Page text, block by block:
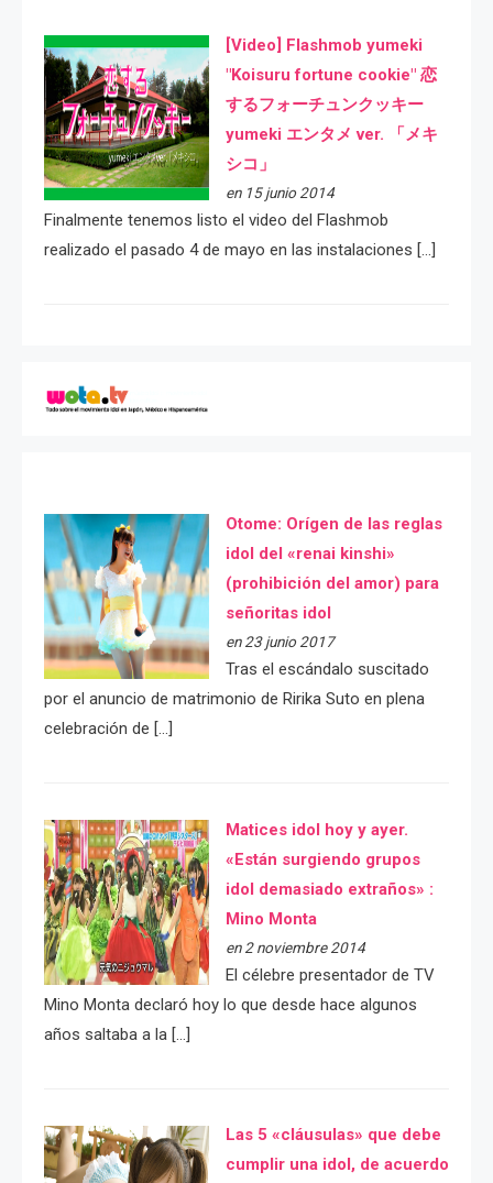
[Video] Flashmob yumeki
"Koisuru fortune cookie" 恋
するフォーチュンクッキー
yumeki エンタメ ver. 「メキ
シコ」
en 15 junio 2014
Finalmente tenemos listo el video del Flashmob
realizado el pasado 4 de mayo en las instalaciones […]
Otome: Orígen de las reglas
idol del «renai kinshi»
(prohibición del amor) para
señoritas idol
en 23 junio 2017
Tras el escándalo suscitado
por el anuncio de matrimonio de Ririka Suto en plena
celebración de […]
Matices idol hoy y ayer.
«Están surgiendo grupos
idol demasiado extraños» :
Mino Monta
en 2 noviembre 2014
El célebre presentador de TV
Mino Monta declaró hoy lo que desde hace algunos
años saltaba a la […]
Las 5 «cláusulas» que debe
cumplir una idol, de acuerdo